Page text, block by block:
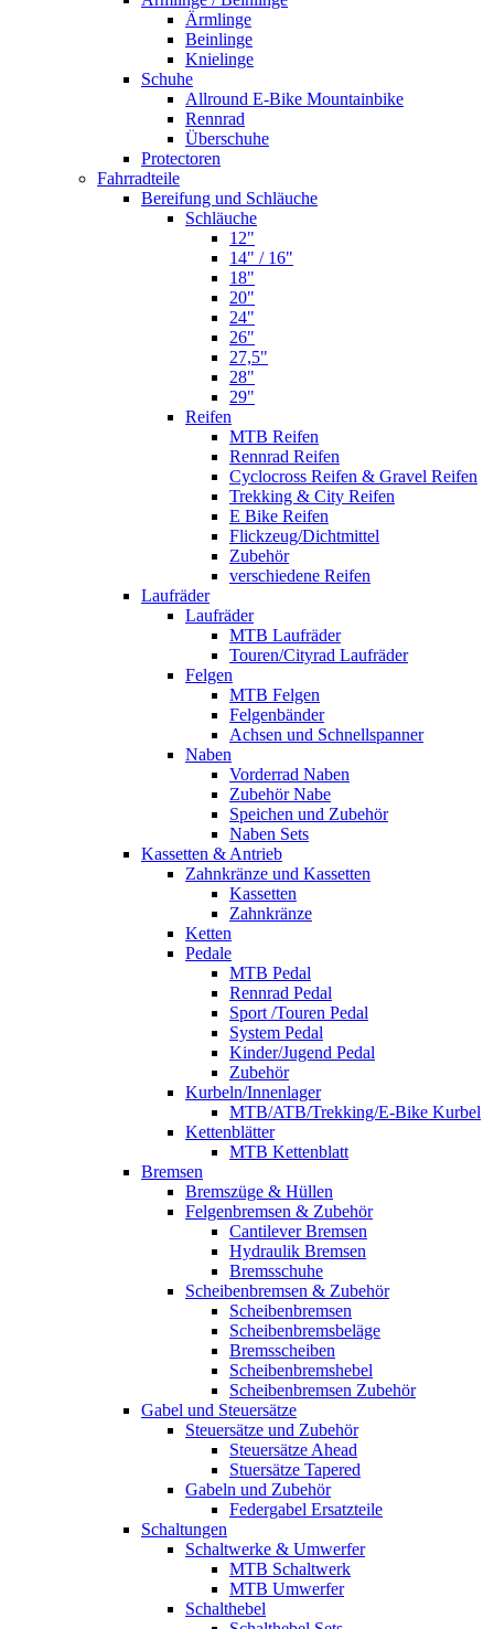
Ärmlinge
Beinlinge
Knielinge
Schuhe
Allround E-Bike Mountainbike
Rennrad
Überschuhe
Protectoren
Fahrradteile
Bereifung und Schläuche
Schläuche
12"
14" / 16"
18"
20"
24"
26"
27,5"
28"
29"
Reifen
MTB Reifen
Rennrad Reifen
Cyclocross Reifen & Gravel Reifen
Trekking & City Reifen
E Bike Reifen
Flickzeug/Dichtmittel
Zubehör
verschiedene Reifen
Laufräder
Laufräder
MTB Laufräder
Touren/Cityrad Laufräder
Felgen
MTB Felgen
Felgenbänder
Achsen und Schnellspanner
Naben
Vorderrad Naben
Zubehör Nabe
Speichen und Zubehör
Naben Sets
Kassetten & Antrieb
Zahnkränze und Kassetten
Kassetten
Zahnkränze
Ketten
Pedale
MTB Pedal
Rennrad Pedal
Sport /Touren Pedal
System Pedal
Kinder/Jugend Pedal
Zubehör
Kurbeln/Innenlager
MTB/ATB/Trekking/E-Bike Kurbel
Kettenblätter
MTB Kettenblatt
Bremsen
Bremszüge & Hüllen
Felgenbremsen & Zubehör
Cantilever Bremsen
Hydraulik Bremsen
Bremsschuhe
Scheibenbremsen & Zubehör
Scheibenbremsen
Scheibenbremsbeläge
Bremsscheiben
Scheibenbremshebel
Scheibenbremsen Zubehör
Gabel und Steuersätze
Steuersätze und Zubehör
Steuersätze Ahead
Stuersätze Tapered
Gabeln und Zubehör
Federgabel Ersatzteile
Schaltungen
Schaltwerke & Umwerfer
MTB Schaltwerk
MTB Umwerfer
Schalthebel